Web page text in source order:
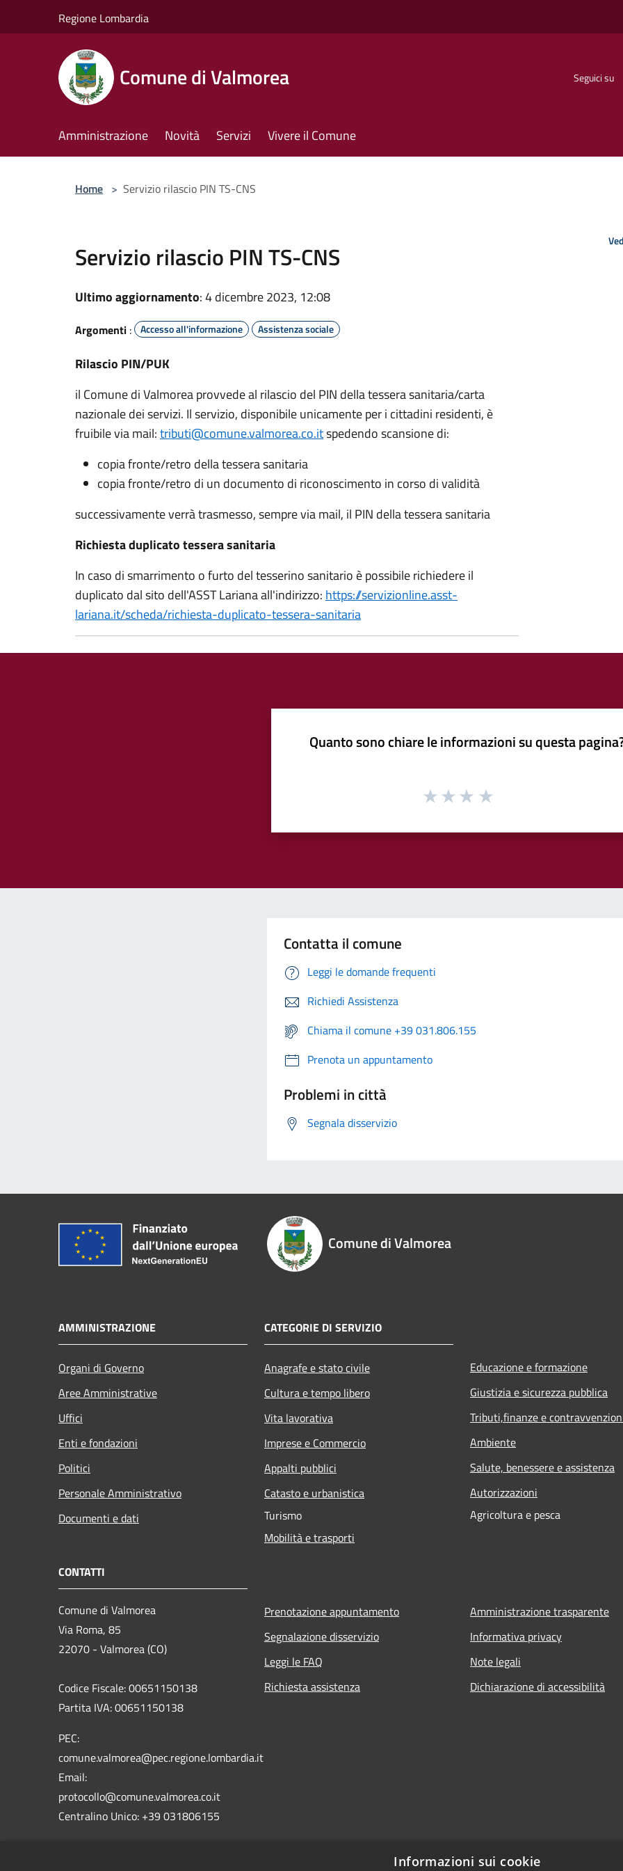
Regione Lombardia
Comune di Valmorea Seguici su
Amministrazione Novità Servizi Vivere il Comune
Home > Servizio rilascio PIN TS-CNS
Servizio rilascio PIN TS-CNS
Ultimo aggiornamento: 4 dicembre 2023, 12:08
Argomenti : Accesso all'informazione Assistenza sociale
Rilascio PIN/PUK
il Comune di Valmorea provvede al rilascio del PIN della tessera sanitaria/carta
nazionale dei servizi. Il servizio, disponibile unicamente per i cittadini residenti, è
fruibile via mail:tributi@comune.valmorea.co.itspedendo scansione di:
copia fronte/retro della tessera sanitaria
copia fronte/retro di un documento di riconoscimento in corso di validità
successivamente verrà trasmesso, sempre via mail, il PIN della tessera sanitaria
Richiesta duplicato tessera sanitaria
In caso di smarrimento o furto del tesserino sanitario è possibile richiedere il
duplicato dal sito dell'ASST Lariana all'indirizzo: https://servizionline.asst-
lariana.it/scheda/richiesta-duplicato-tessera-sanitaria
Quanto sono chiare le informazioni su questa
Contatta il comune
Leggi le domande frequenti
Richiedi Assistenza
Chiama il comune +39 031.806.155
Prenota un appuntamento
Problemi in città
Segnala disservizio
Comune di Valmorea
AMMINISTRAZIONE
Organi di Governo
Aree Amministrative
Uffici
Enti e fondazioni
Politici
Personale Amministrativo
Documenti e dati
CATEGORIE DI SERVIZIO
Anagrafe e stato civile
Cultura e tempo libero
Vita lavorativa
Imprese e Commercio
Appalti pubblici
Catasto e urbanistica
Turismo
Mobilità e trasporti
Educazione e formazione
Giustizia e sicurezza pubblica
Tributi,finanze e
Ambiente
Salute, benessere e assistenza
Autorizzazioni
Agricoltura e pesca
CONTATTI
Comune di Valmorea
Via Roma, 85
22070 - Valmorea (CO)
Codice Fiscale: 00651150138
Partita IVA: 00651150138
PEC:
comune.valmorea@pec.regione.lombardia.it
Email:
protocollo@comune.valmorea.co.it
Centralino Unico: +39 031806155
Prenotazione appuntamento
Segnalazione disservizio
Leggi le FAQ
Richiesta assistenza
Amministrazione trasparente
Informativa privacy
Note legali
Dichiarazione di accessibilità
Informazioni sui cookie